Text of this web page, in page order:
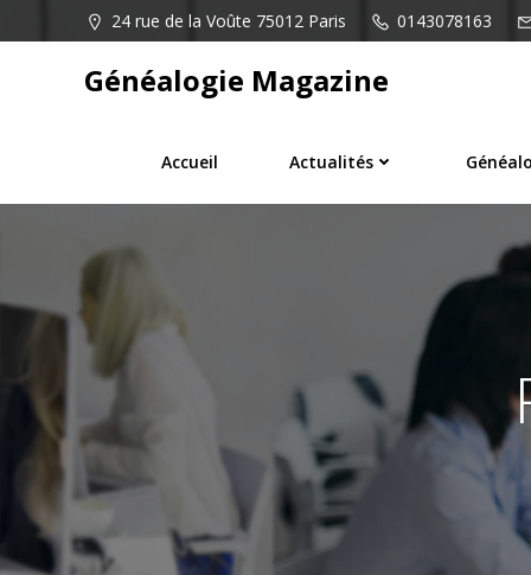
au
24 rue de la Voûte 75012 Paris 0143078163
Généalogie Magazine
Accueil Actualités